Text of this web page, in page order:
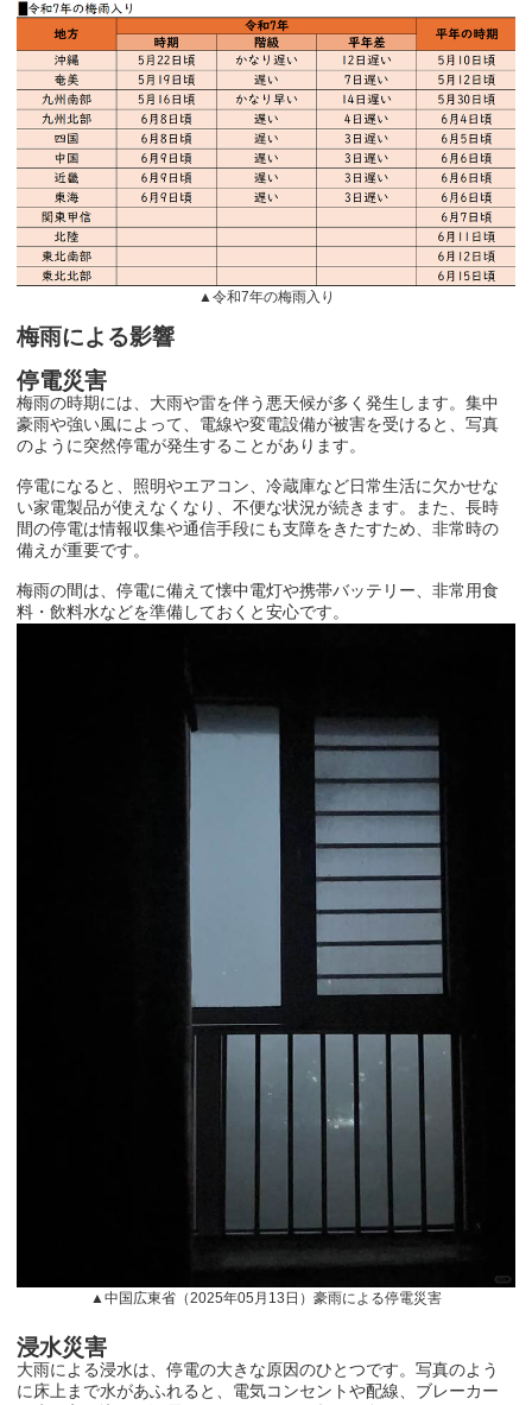
▲令和7年の梅雨入り
梅雨による影響
停電災害
梅雨の時期には、大雨や雷を伴う悪天候が多く発生します。集中
豪雨や強い風によって、電線や変電設備が被害を受けると、写真
のように突然停電が発生することがあります。
停電になると、照明やエアコン、冷蔵庫など日常生活に欠かせな
い家電製品が使えなくなり、不便な状況が続きます。また、長時
間の停電は情報収集や通信手段にも支障をきたすため、非常時の
備えが重要です。
梅雨の間は、停電に備えて懐中電灯や携帯バッテリー、非常用食
料・飲料水などを準備しておくと安心です。
▲中国広東省（2025年05 月 13 日）豪雨による停電災害
浸水災害
大雨による浸水は、停電の大きな原因のひとつです。写真のよう
に床上まで水があふれると、電気コンセントや配線、ブレーカー